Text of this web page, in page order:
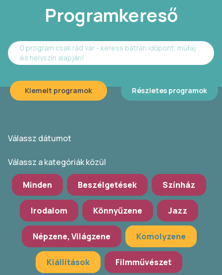
Programkereső
0 program csak rád vár - keress bátran időpont, műfaj
és helyszín alapján!
Kiemelt programok Részletes programok
Válassz dátumot
Válassz a kategóriák közül
Minden Beszélgetések Színház
Irodalom Könnyűzene Jazz
Népzene, Világzene Komolyzene
Kiállítások Filmművészet